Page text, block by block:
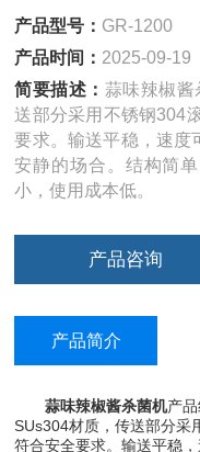
产品型号： GR-1200
产品时间： 2025-09-19
简要描述： 蒜味辣椒酱
送部分采用不锈钢304
要求。输送平稳，速度
安静的场合。结构简
小，使用成本低。
产品咨询
产品简介
蒜味辣椒酱杀菌机产
SUs304材质，传送部分采
符合安全要求。输送平稳